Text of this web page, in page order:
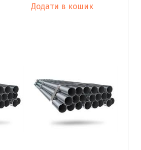
Додати в кошик